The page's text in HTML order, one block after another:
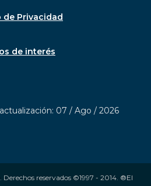
de Privacidad
de interés
07 / Ago / 2026
reservados ©1997 - 2014. ®El